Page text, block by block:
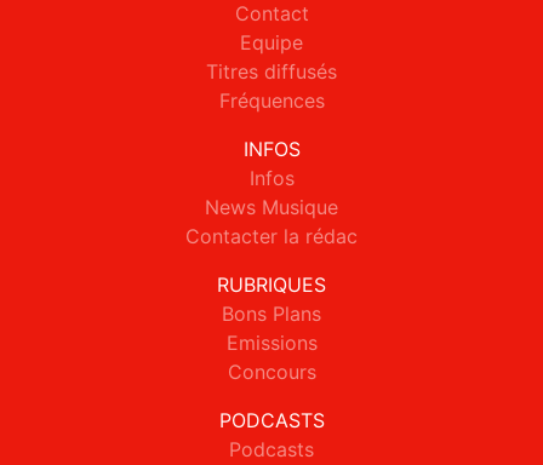
Contact
Equipe
Titres diffusés
Fréquences
INFOS
Infos
News Musique
Contacter la rédac
RUBRIQUES
Bons Plans
Emissions
Concours
PODCASTS
Podcasts